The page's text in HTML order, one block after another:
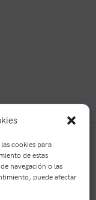
cookies para
de estas
navegación o las
puede afectar